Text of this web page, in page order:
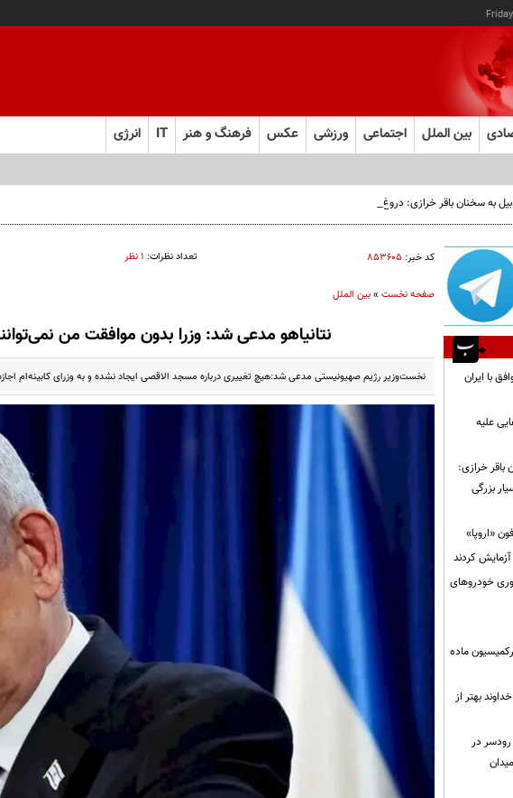
بین الملل اجتماعی ورزشی عکس فرهنگ و هنر IT انرژی
به سخنان باقر خرازی: دروغ بستن به رهبری قطعاً جرم بسیار بزرگی است
کد خبر: ۸۵۳۶۰۵ تعداد نظرات: ۱ نظر
صفحه نخست»بین الملل
نتانیاهو مدعی شد: وزرا بدون موافقت من
نخست‌وزیر رژیم صهیونیستی مدعی شد:هیچ تغییری درباره مسجد الاقصی ایجاد نشده و به وزرای کابینه‌ام
با ایران
علیه
باقر خرازی:
بزرگی
«اروپا»
آزمایش کردند
خودروهای
ماده
بهتر از
در